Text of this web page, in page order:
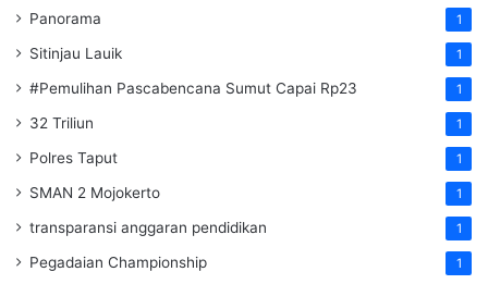
Panorama 1
Sitinjau Lauik 1
#Pemulihan Pascabencana Sumut Capai Rp23 1
32 Triliun 1
Polres Taput 1
SMAN 2 Mojokerto 1
transparansi anggaran pendidikan 1
Pegadaian Championship 1